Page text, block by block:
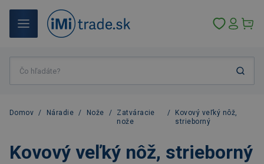
Domov / Náradie / Nože /
Zatváracie
nože
/
Kovový veľký nôž,
strieborný
Kovový veľký nôž, strieborný